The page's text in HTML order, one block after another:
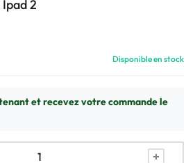
2
Disponible en stock
et recevez votre commande le